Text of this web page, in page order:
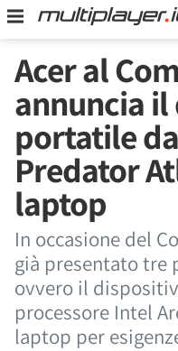
Acer al
annuncia
portatile
Predator
laptop
In occasione del
già presentato tre
ovvero il
processore Intel
laptop per